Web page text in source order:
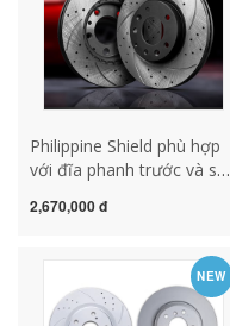
Philippine Shield phù hợp
với đĩa phanh trước và sau
Junjiezun Chikubao H530
2,670,000 đ
NEW